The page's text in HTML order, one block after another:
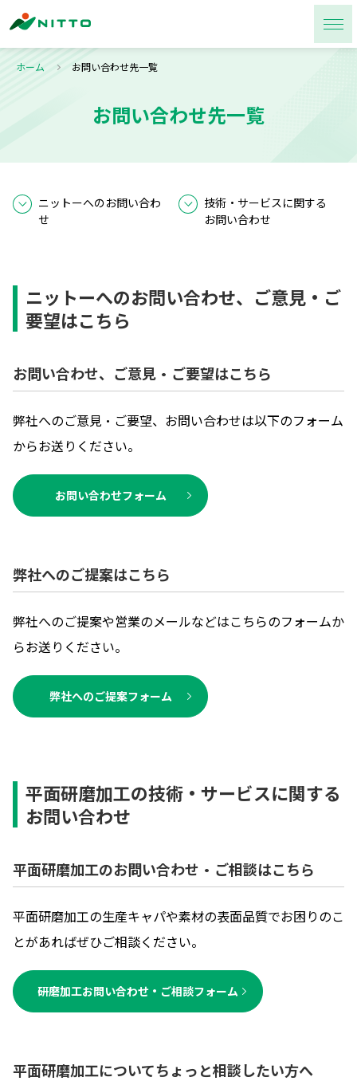
ホーム お問い合わせ先一覧
お問い合わせ先一覧
ニットーへのお問い合わ
せ
技術・サービスに関する
お問い合わせ
ニットーへのお問い合わせ、ご意見・ご
要望はこちら
お問い合わせ、ご意見・ご要望はこちら
弊社へのご意見・ご要望、お問い合わせは以下のフォーム
からお送りください。
お問い合わせフォーム
弊社へのご提案はこちら
弊社へのご提案や営業のメールなどはこちらのフォームか
らお送りください。
弊社へのご提案フォーム
平面研磨加工の技術・サービスに関する
お問い合わせ
平面研磨加工のお問い合わせ・ご相談はこちら
平面研磨加工の生産キャパや素材の表面品質でお困りのこ
とがあればぜひご相談ください。
研磨加工お問い合わせ・ご相談フォーム
平面研磨加工についてちょっと相談したい方へ